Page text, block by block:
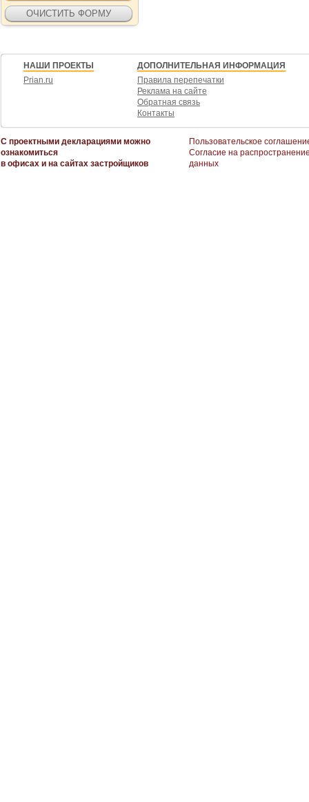
НАШИ ПРОЕКТЫ
Prian.ru
ДОПОЛНИТЕЛЬНАЯ ИНФОРМАЦИЯ
Правила перепечатки
Реклама на сайте
Обратная связь
Контакты
С проектными декларациями можно
ознакомиться
в офисах и на сайтах застройщиков
Пользовательское
Согласие на
данных